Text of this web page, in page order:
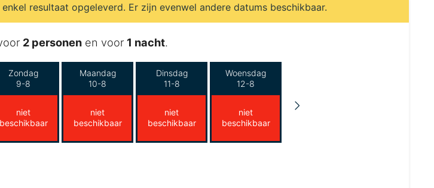
resultaat opgeleverd. Er zijn evenwel andere datums beschikbaar.
2 personenen voor 1 nacht.
Zondag
9-8
niet
beschikbaar
Maandag
10-8
niet
beschikbaar
Dinsdag
11-8
niet
beschikbaar
Woensdag
12-8
niet
beschikbaar